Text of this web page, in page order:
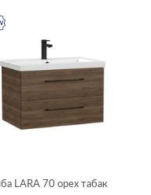
LARA 70 орех табак